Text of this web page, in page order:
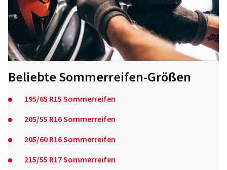
Beliebte Sommerreifen-Größen
195/65 R15 Sommerreifen
205/55 R16 Sommerreifen
205/60 R16 Sommerreifen
215/55 R17 Sommerreifen